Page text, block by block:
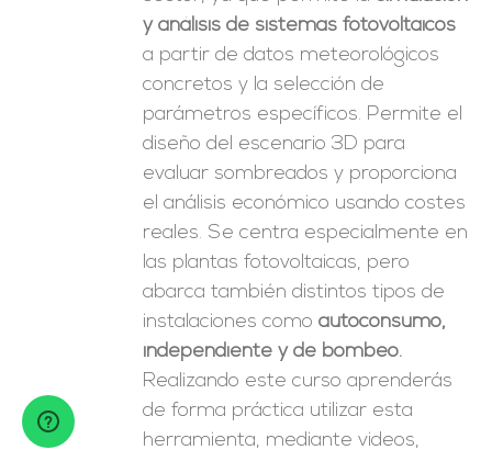
y análisis de sistemas fotovoltaicos
a partir de datos meteorológicos
concretos y la selección de
parámetros específicos. Permite el
diseño del escenario 3D para
evaluar sombreados y proporciona
el análisis económico usando costes
reales. Se centra especialmente en
las plantas fotovoltaicas, pero
abarca también distintos tipos de
instalaciones comoautoconsumo,
independiente y de bombeo.
Realizando este curso aprenderás
de forma práctica utilizar esta
herramienta, mediante videos,